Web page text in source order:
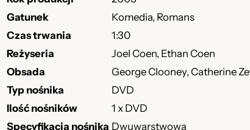
Gatunek
Komedia, Romans
Czas trwania
1:30
Reżyseria
Joel Coen, Ethan Coen
Obsada
George Clooney, Catherine
Typ nośnika
DVD
Ilość nośników
1 x DVD
Specyfikacja nośnika Dwuwarstwowa